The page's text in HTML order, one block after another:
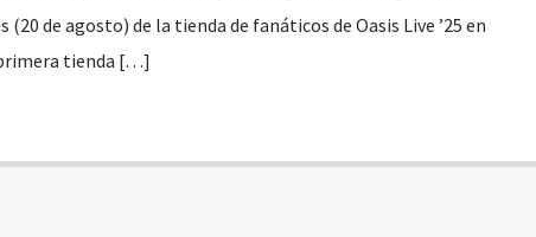
de agosto) de la tienda de fanáticos de Oasis Live ’25 en
tienda […]